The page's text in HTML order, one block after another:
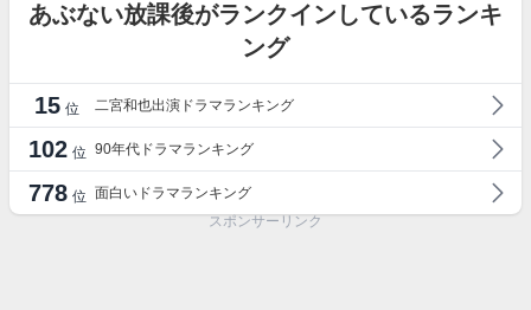
あぶない放課後がランクインしているランキ
ング
15 位 二宮和也出演ドラマランキング
102 位 90年代ドラマランキング
778 位 面白いドラマランキング
スポンサーリンク